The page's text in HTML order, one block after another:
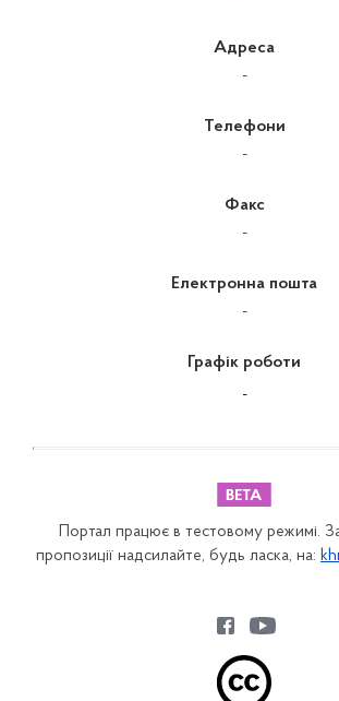
Адреса
-
Телефони
-
Факс
-
Електронна пошта
-
Графік роботи
-
Портал працює в тестовому режимі.
пропозиції надсилайте, будь ласка, на: